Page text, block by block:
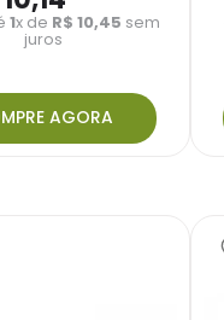
1x de R$ 10,45 sem
juros
AGORA